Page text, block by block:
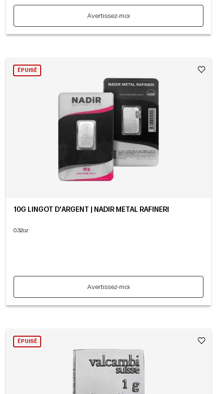
Avertissez-moi
ÉPUISÉ
10G LINGOT D'ARGENT | NADIR METAL RAFINERI
0.32oz
Avertissez-moi
ÉPUISÉ